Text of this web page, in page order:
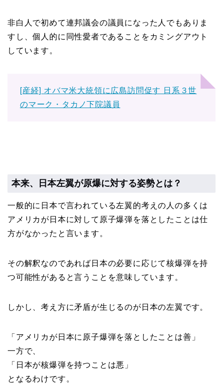
非白人で初めて連邦議会の議員になった人でもありま
すし、個人的に同性愛者であることをカミングアウト
しています。
[産経] オバマ米大統領に広島訪問促す 日系３世
のマーク・タカノ下院議員
本来、日本左翼が原爆に対する姿勢とは？
一般的に日本で言われている左翼的考えの人の多くは
アメリカが日本に対して原子爆弾を落としたことは仕
方がなかったと言います。
その解釈なのであれば日本の必要に応じて核爆弾を持
つ可能性があると言うことを意味しています。
しかし、考え方に矛盾が生じるのが日本の左翼です。
「アメリカが日本に原子爆弾を落としたことは善」
一方で、
「日本が核爆弾を持つことは悪」
となるわけです。